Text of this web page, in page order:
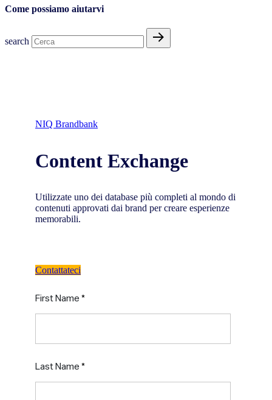
Come possiamo aiutarvi
search
NIQ Brandbank
Content Exchange
Utilizzate uno dei database più completi al mondo di
contenuti approvati dai brand per creare esperienze
memorabili.
Contattateci